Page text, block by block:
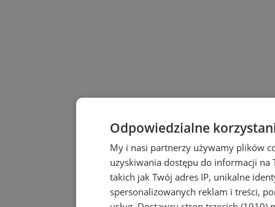
Odpowiedzialne
My i nasi partnerzy używamy plików
uzyskiwania dostępu do informacji
takich jak Twój adres IP, unikalne
spersonalizowanych reklam i treści,